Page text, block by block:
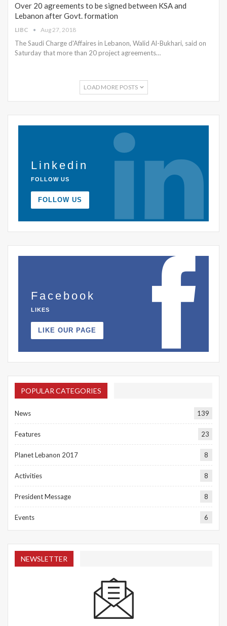
Over 20 agreements to be signed between KSA and
Lebanon after Govt. formation
LIBC Aug 27, 2018
The Saudi Charge d'Affaires in Lebanon, Walid Al-Bukhari, said on
Saturday that more than 20 project agreements…
LOAD MORE POSTS
Linkedin
FOLLOW US
FOLLOW US
Facebook
LIKES
LIKE OUR PAGE
POPULAR CATEGORIES
News 139
Features 23
Planet Lebanon 2017 8
Activities 8
President Message 8
Events 6
NEWSLETTER